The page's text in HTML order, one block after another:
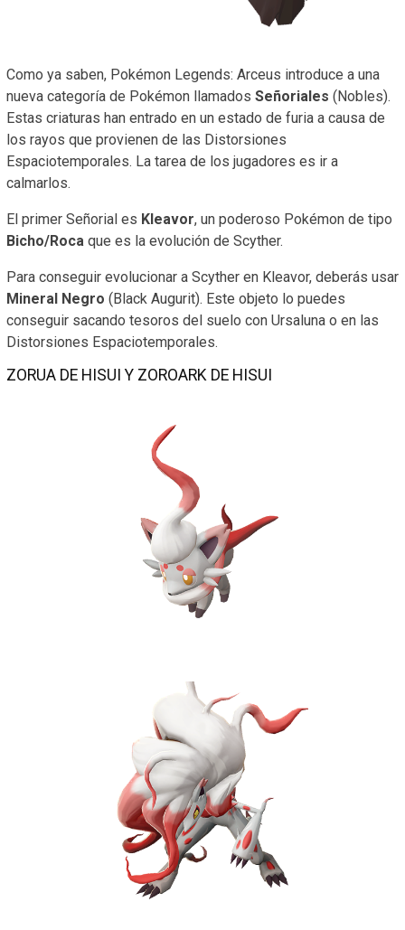
Como ya saben, Pokémon Legends: Arceus introduce a una
nueva categoría de Pokémon llamados Señoriales (Nobles).
Estas criaturas han entrado en un estado de furia a causa de
los rayos que provienen de las Distorsiones
Espaciotemporales. La tarea de los jugadores es ir a
calmarlos.
El primer Señorial es Kleavor, un poderoso Pokémon de tipo
Bicho/Roca que es la evolución de Scyther.
Para conseguir evolucionar a Scyther en Kleavor, deberás usar
Mineral Negro (Black Augurit). Este objeto lo puedes
conseguir sacando tesoros del suelo con Ursaluna o en las
Distorsiones Espaciotemporales.
ZORUA DE HISUI Y ZOROARK DE HISUI